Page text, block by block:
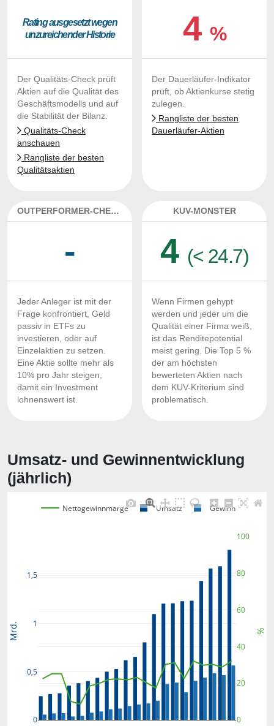
Ra­ting aus­ge­setzt we­gen
un­zu­rei­chen­der His­to­rie
Der Qualitäts-Check prüft
Aktien auf die Qualität des
Geschäftsmodells und auf
die Stabilität der Bilanz.
Qualitäts-Check
anschauen
Rangliste der besten
Qualitätsaktien
4 %
Der Dauerläufer-Indikator
prüft, ob Aktienkurse stetig
zulegen.
Rangliste der besten
Dauerläufer-Aktien
OUTPERFORMER-CHECK
-
Jeder Anleger ist mit der
Frage konfrontiert, Geld
passiv in ETFs zu
investieren, oder auf
Einzelaktien zu setzen.
Eine Aktie sollte mehr als
10% pro Jahr steigen,
damit ein Investment
lohnenswert ist.
KUV-MONSTER
4 (< 24.7)
Wenn Firmen gehypt
werden und jeder um die
Qualität einer Firma weiß,
ist das Renditepotential
meist gering. Die Top 5 %
der am höchsten
bewerteten Aktien nach
dem KUV-Kriterium sind
problematisch.
Umsatz- und Gewinnentwicklung
(jährlich)
0
0,5
1
1,5
0
20
40
60
80
100
Nettogewinnmarge Umsatz Gewinn
Mrd. %